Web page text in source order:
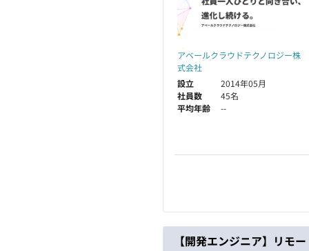
アベールクラウドテクノロジー株
式会社
設立
2014年05月
社員数
45名
平均年齢
--
【開発エンジニア】リモ